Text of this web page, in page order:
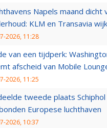
Napels maand dicht
KLM en Transavia
2026, 11:28
van een tijdperk:
afscheid van Mobile
2026, 11:25
tweede plaats
Europese luchthaven
2026, 10:37